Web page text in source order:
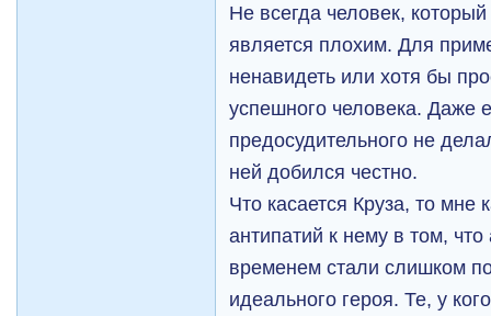
Не всегда человек,
является плохим. Для
ненавидеть или хотя бы
успешного человека. Даже
предосудительного не
ней добился честно.
Что касается Круза, то мне
антипатий к нему в том,
временем стали слишком
идеального героя. Те, у